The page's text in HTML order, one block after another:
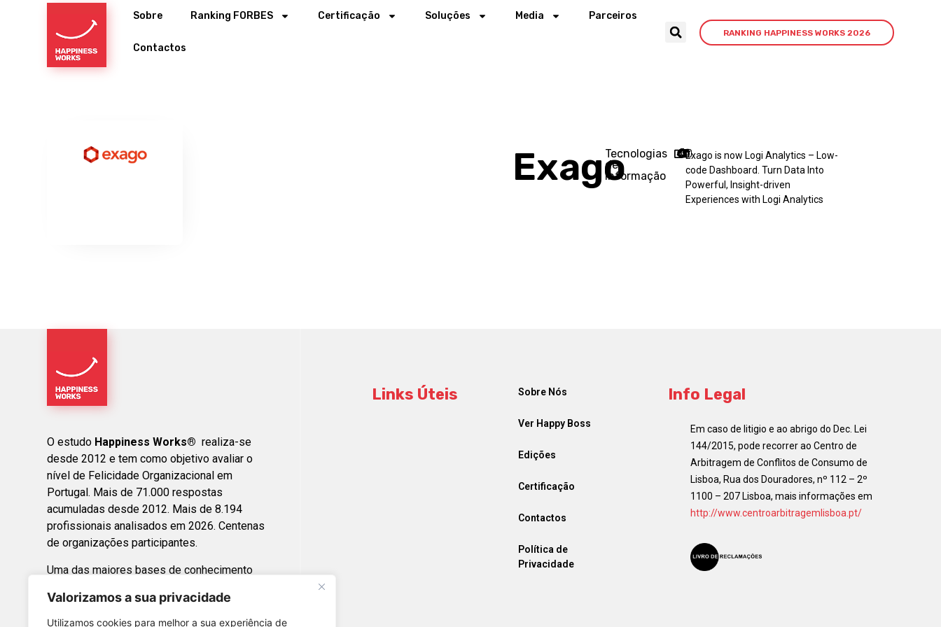
Valorizamos a sua privacidade
Utilizamos cookies para melhor a sua experiência de
Sobre Ranking FORBES Certificação Soluções Media Parceiros
Contactos
RANKING HAPPINESS WORKS 2026
ExagoTecnologias
de
Informação
Exago is now Logi Analytics – Low-
code Dashboard. Turn Data Into
Powerful, Insight-driven
Experiences with Logi Analytics
O estudo Happiness Works® realiza-se
desde 2012 e tem como objetivo avaliar o
nível de Felicidade Organizacional em
Portugal. Mais de 71.000 respostas
acumuladas desde 2012. Mais de 8.194
profissionais analisados em 2026. Centenas
de organizações participantes.
Uma das maiores bases de conhecimento
Happy Boss 2026 -
Links Úteis Sobre Nós
Ver Happy Boss
Edições
Certificação
Contactos
Política de
Privacidade
Info Legal
Em caso de litigio e ao abrigo do Dec. Lei
144/2015, pode recorrer ao Centro de
Arbitragem de Conflitos de Consumo de
Lisboa, Rua dos Douradores, nº 112 – 2º
1100 – 207 Lisboa, mais informações em
http://www.centroarbitragemlisboa.pt/